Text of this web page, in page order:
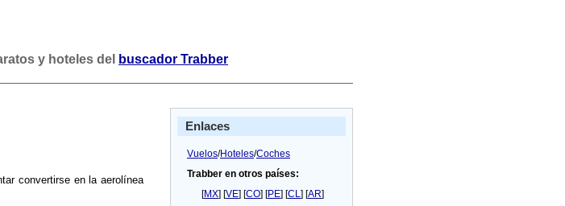
y hoteles del buscador Trabber
convertirse en la aerolí­nea
Enlaces
Vuelos/Hoteles/Coches
Trabber en otros países:
[MX] [VE] [CO] [PE] [CL] [AR]